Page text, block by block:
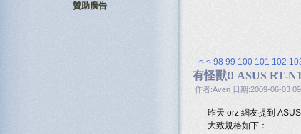
|< < 98 99 100 101 102
有怪獸!! ASUS RT-
作者:Aven 日期:2009-06-03
昨天 orz 網友提到
大致規格如下：
贊助廣告